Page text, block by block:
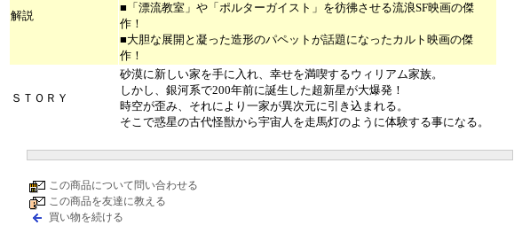
解説
■「漂流教室」や「ポルターガイスト」を彷彿させる流浪SF映画の傑
作！
■大胆な展開と凝った造形のパペットが話題になったカルト映画の傑
作！
ＳＴＯＲＹ
砂漠に新しい家を手に入れ、幸せを満喫するウィリアム家族。
しかし、銀河系で200年前に誕生した超新星が大爆発！
時空が歪み、それにより一家が異次元に引き込まれる。
そこで惑星の古代怪獣から宇宙人を走馬灯のように体験する事になる。
この商品について問い合わせる
この商品を友達に教える
買い物を続ける